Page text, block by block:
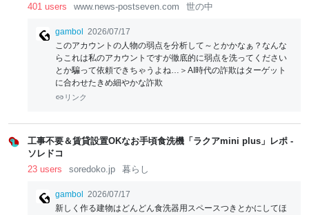
401 users
www.news-postseven.com 世の中
gambol
2026/07/17
このアカウントの人物の弱点を分析して～とかかなぁ？なんな
らこれは私のアカウントですが徹底的に弱点を洗ってください
とか騙って依頼できちゃうよね…＞AI時代の詐欺はターゲット
に合わせたきめ細やかな詐欺
リンク
工事不要＆賃貸設置OKなお手頃食洗機「ラクアmini plus」レポ -
ソレドコ
23 users
soredoko.jp 暮らし
gambol
2026/07/17
新しく作る建物はどんどん食洗器用スペースつきとかにしてほ